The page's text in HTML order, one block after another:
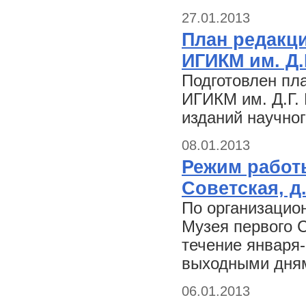
27.01.2013
План
ИГИКМ им.
Подготовлен
ИГИКМ им. Д.Г.
изданий
08.01.2013
Режим
Советская,
По
Музея первого
течение
выходными
06.01.2013